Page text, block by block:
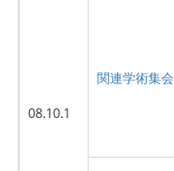
08.10.1
関連学術集会